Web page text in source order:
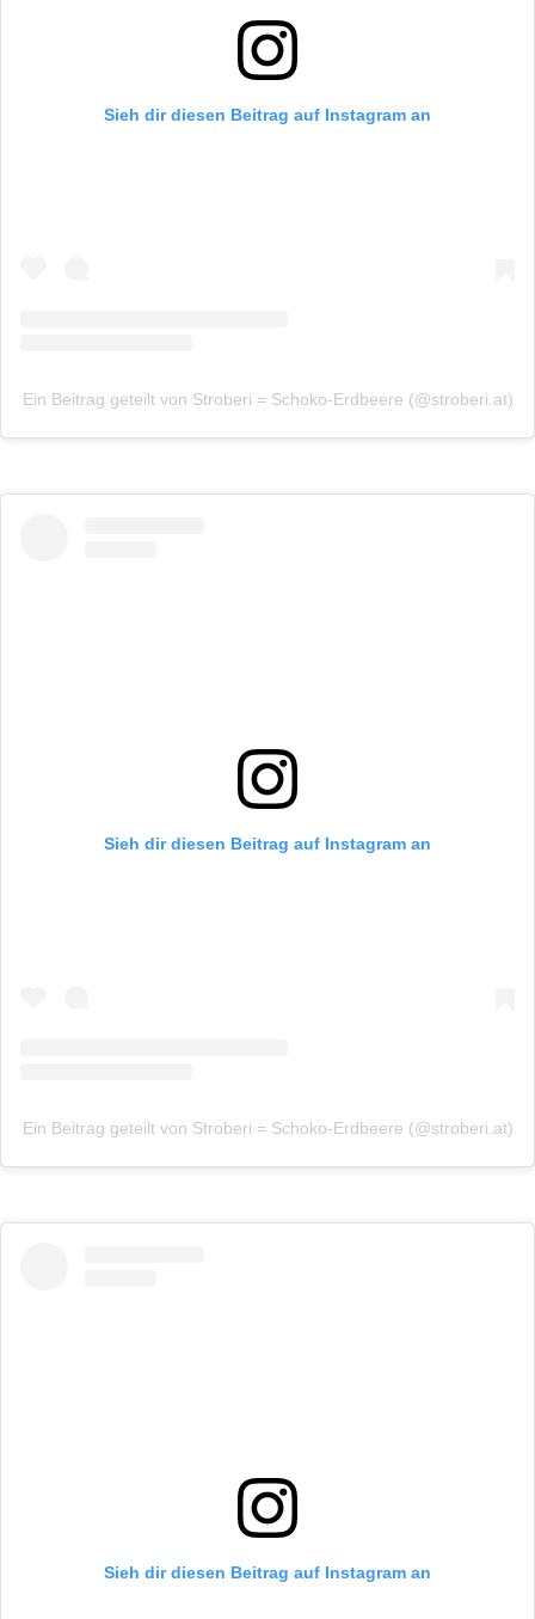
Sieh dir diesen Beitrag auf Instagram an
Ein Beitrag geteilt von Stroberi = Schoko-Erdbeere (@stroberi.at)
Sieh dir diesen Beitrag auf Instagram an
Ein Beitrag geteilt von Stroberi = Schoko-Erdbeere (@stroberi.at)
Sieh dir diesen Beitrag auf Instagram an